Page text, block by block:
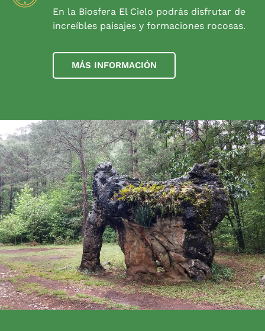
En la Biosfera El Cielo podrás disfrutar de
increíbles paisajes y formaciones rocosas.
MÁS INFORMACIÓN